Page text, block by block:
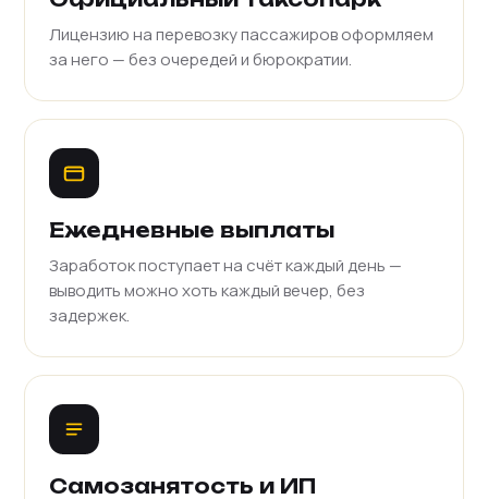
Лицензию на перевозку пассажиров оформляем
за него — без очередей и бюрократии.
Ежедневные выплаты
Заработок поступает на счёт каждый день —
выводить можно хоть каждый вечер, без
задержек.
Самозанятость и ИП